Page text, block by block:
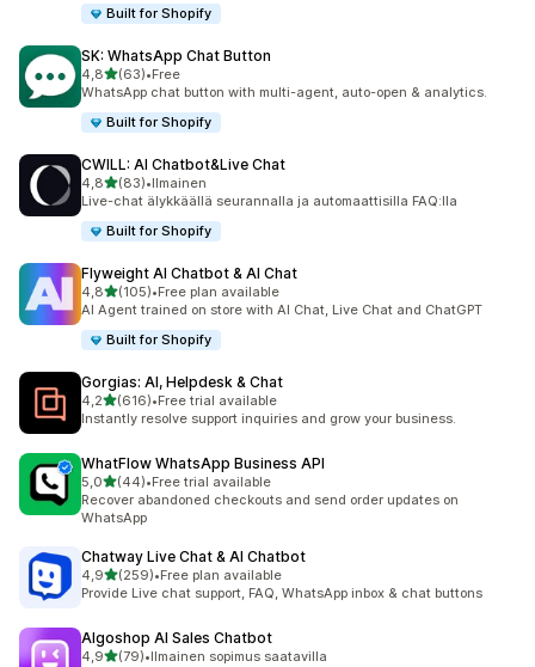
Built for Shopify
SK: WhatsApp Chat Button
4,8/ 5 tähteä
(63)
63 arvostelua yhteensä
•Free
WhatsApp chat button with multi-agent, auto-open & analytics.
Built for Shopify
CWILL: AI Chatbot&Live Chat
4,8/ 5 tähteä
(83)
83 arvostelua yhteensä
•Ilmainen
Live-chat älykkäällä seurannalla ja automaattisilla FAQ:lla
Built for Shopify
Flyweight AI Chatbot & AI Chat
4,8/ 5 tähteä
(105)
105 arvostelua yhteensä
•Free plan available
AI Agent trained on store with AI Chat, Live Chat and ChatGPT
Built for Shopify
Gorgias: AI, Helpdesk & Chat
4,2/ 5 tähteä
(616)
616 arvostelua yhteensä
•Free trial available
Instantly resolve support inquiries and grow your business.
WhatFlow WhatsApp Business API
5,0/ 5 tähteä
(44)
44 arvostelua yhteensä
•Free trial available
Recover abandoned checkouts and send order updates on
WhatsApp
Chatway Live Chat & AI Chatbot
4,9/ 5 tähteä
(259)
259 arvostelua yhteensä
•Free plan available
Provide Live chat support, FAQ, WhatsApp inbox & chat buttons
Algoshop AI Sales Chatbot
4,9/ 5 tähteä
(79)
79 arvostelua yhteensä
•Ilmainen sopimus saatavilla